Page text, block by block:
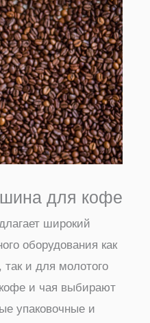
для кофе
широкий
оборудования как
так и для молотого
и чая выбирают
упаковочные и